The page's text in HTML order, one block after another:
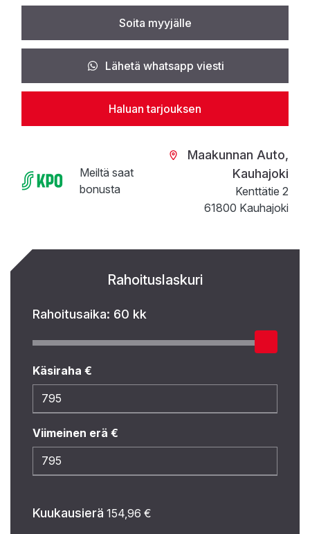
Soita myyjälle
Lähetä whatsapp viesti
Haluan tarjouksen
Meiltä saat
bonusta
Maakunnan Auto,
Kauhajoki
Kenttätie 2
61800 Kauhajoki
Rahoituslaskuri
Rahoitusaika: 60 kk
Käsiraha €
Viimeinen erä €
Kuukausierä 154,96 €